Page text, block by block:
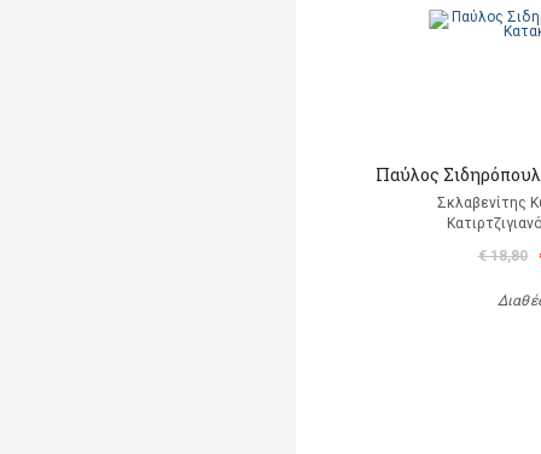
Παύλος
Σκλαβενίτης
€ 18,80